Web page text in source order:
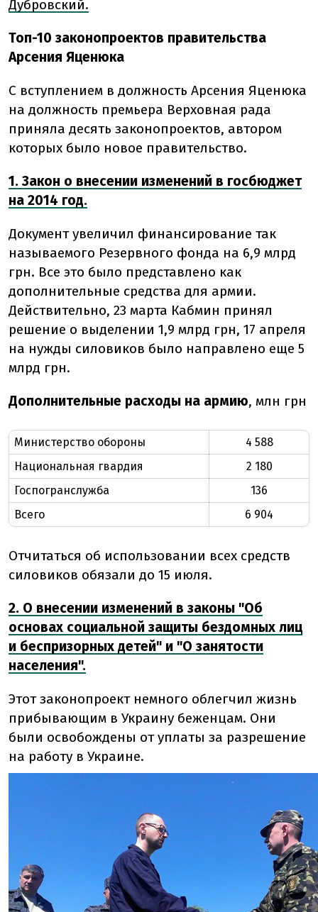
Дубровский.
Топ-10 законопроектов правительства
Арсения Яценюка
С вступлением в должность Арсения Яценюка
на должность премьера Верховная рада
приняла десять законопроектов, автором
которых было новое правительство.
1. Закон о внесении изменений в госбюджет
на 2014 год.
Документ увеличил финансирование так
называемого Резервного фонда на 6,9 млрд
грн. Все это было представлено как
дополнительные средства для армии.
Действительно, 23 марта Кабмин принял
решение о выделении 1,9 млрд грн, 17 апреля
на нужды силовиков было направлено еще 5
млрд грн.
Дополнительные расходы на армию, млн грн
Министерство обороны
4 588
Национальная гвардия
2 180
Госпогранслужба
136
Всего
6 904
Отчитаться об использовании всех средств
силовиков обязали до 15 июля.
2. О внесении изменений в законы "Об
основах социальной защиты бездомных лиц
и беспризорных детей" и "О занятости
населения".
Этот законопроект немного облегчил жизнь
прибывающим в Украину беженцам. Они
были освобождены от уплаты за разрешение
на работу в Украине.